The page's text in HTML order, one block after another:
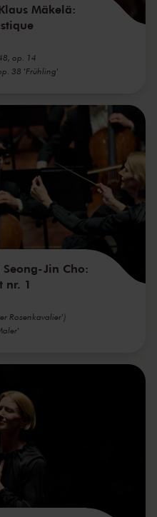
Mäkelä:
op. 14
38 'Frühling'
Jin Cho:
nr. 1
Rosenkavalier')